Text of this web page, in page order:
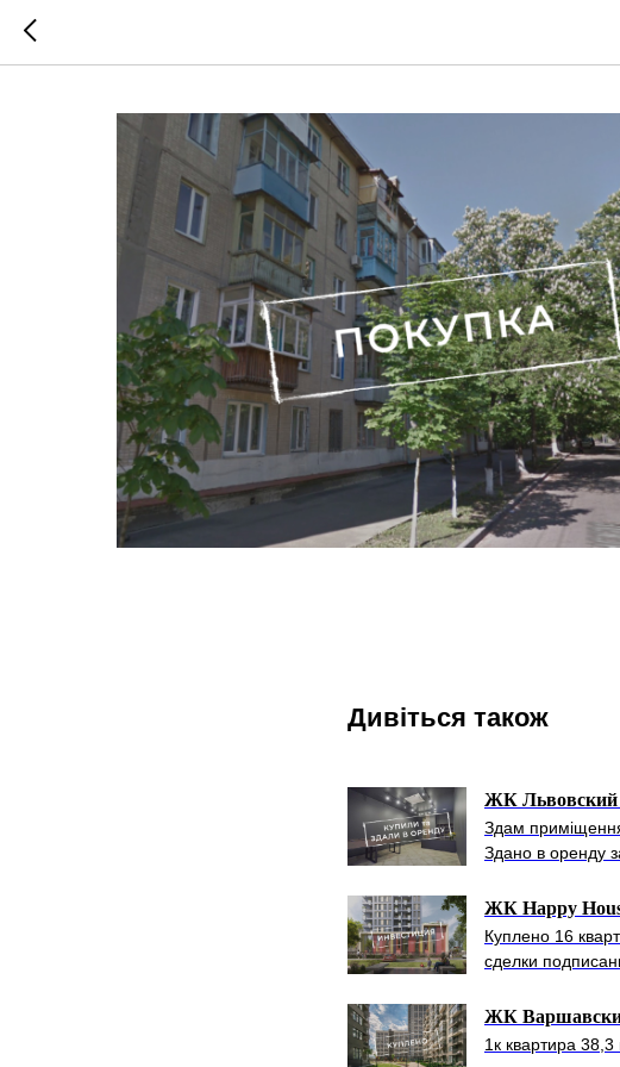
Дивіться також
ЖК Львовский
Здам
Здано в оренду
ЖК Happy
Куплено 16
сделки
ЖК
1к квартира